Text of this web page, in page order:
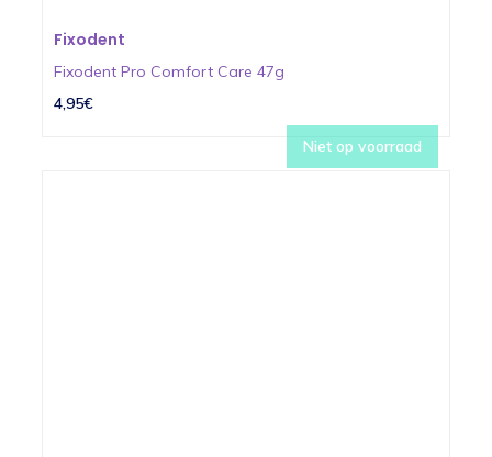
Fixodent
Fixodent Pro Comfort Care 47g
4,95€
Niet op voorraad